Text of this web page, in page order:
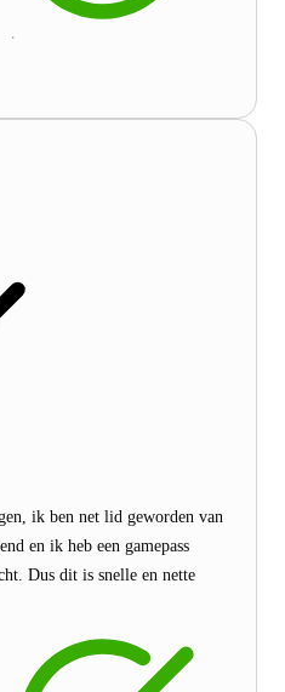
ik ben net lid geworden van
en ik heb een gamepass
Dus dit is snelle en nette